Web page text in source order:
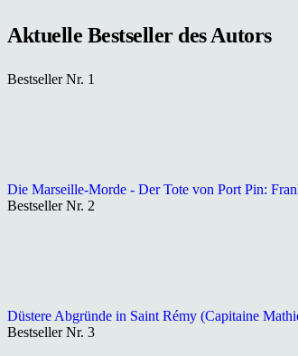
Aktuelle Bestseller des Autors
Bestseller Nr. 1
Die Marseille-Morde - Der Tote von Port Pin:
Bestseller Nr. 2
Düstere Abgründe in Saint Rémy (Capitaine
Bestseller Nr. 3